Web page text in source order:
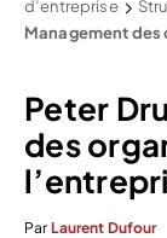
d’entreprise
Management des
Peter
des
Par Laurent Dufour